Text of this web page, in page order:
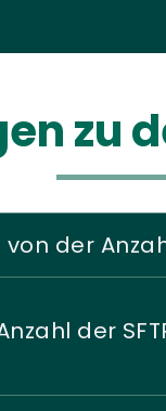
zu
der
der